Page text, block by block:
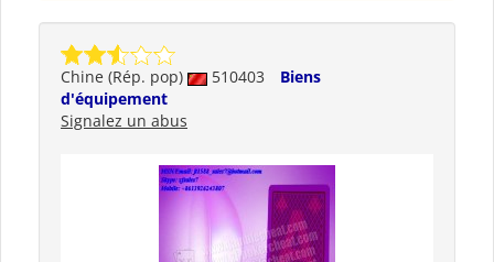
Chine (Rép. pop) 510403
Biens
d'équipement
Signalez un abus